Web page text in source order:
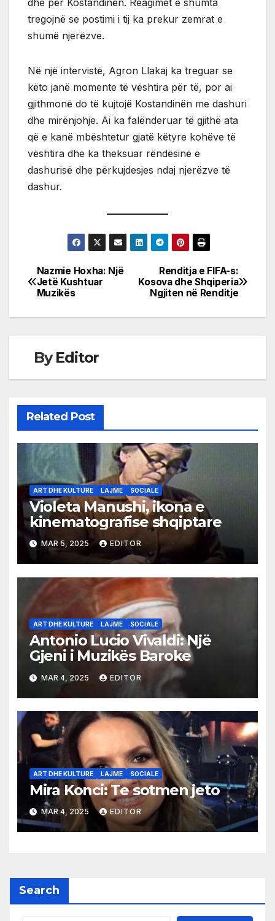
tregojnë se postimi i tij ka prekur zemrat e
shumë njerëzve.
Në një intervistë, Agron Llakaj ka treguar se
këto janë momente të vështira për të, por ai
gjithmonë do të kujtojë Kostandinën me dashuri
dhe mirënjohje. Ai ka falënderuar të gjithë ata
që e kanë mbështetur gjatë këtyre kohëve të
vështira dhe ka theksuar rëndësinë e
dashurisë dhe përkujdesjes ndaj njerëzve të
dashur.
Post
navigation
Renditja e FIFA-s:
Kosova dhe Shqiperia
Ngjiten në Renditje
Nazmie Hoxha: Një
Jetë Kushtuar
Muzikës
ByEditor
Related Post
ART DHE KULTURE LAJME SOCIALE
Violeta Manushi, ikona e
kinematografise shqiptare
MAR 5, 2025 EDITOR
ART DHE KULTURE LAJME SOCIALE
Antonio Lucio Vivaldi: Një
Gjeni i Muzikës Baroke
MAR 4, 2025 EDITOR
ART DHE KULTURE LAJME SOCIALE
Mira Konci: Te sotmen jeto
MAR 4, 2025 EDITOR
Search